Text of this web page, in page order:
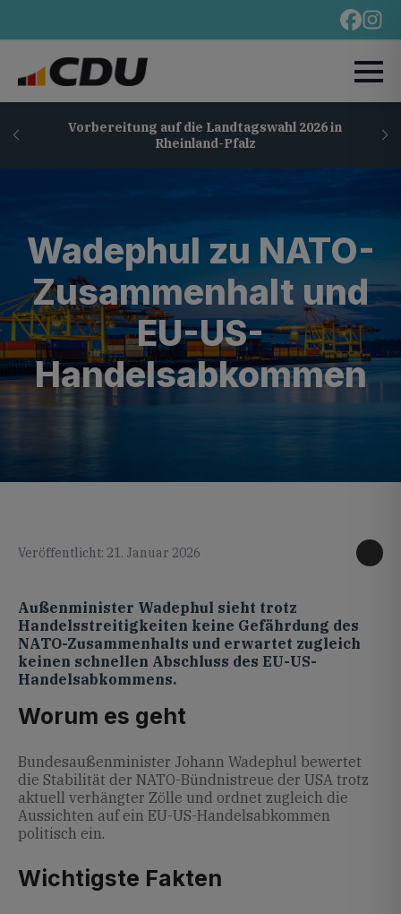
Vorbereitung auf die Landtagswahl 2026 in
Rheinland-Pfalz
Wadephul zu NATO-
Zusammenhalt und
EU-US-
Handelsabkommen
Veröffentlicht: 21. Januar 2026
Außenminister Wadephul sieht trotz
Handelsstreitigkeiten keine Gefährdung des
NATO-Zusammenhalts und erwartet zugleich
keinen schnellen Abschluss des EU-US-
Handelsabkommens.
Worum es geht
Bundesaußenminister Johann Wadephul bewertet
die Stabilität der NATO-Bündnistreue der USA trotz
aktuell verhängter Zölle und ordnet zugleich die
Aussichten auf ein EU-US-Handelsabkommen
politisch ein.
Wichtigste Fakten